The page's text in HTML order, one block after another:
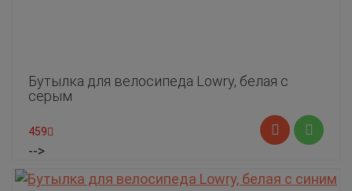
Бутылка для велосипеда Lowry, белая с
серым
459
-->